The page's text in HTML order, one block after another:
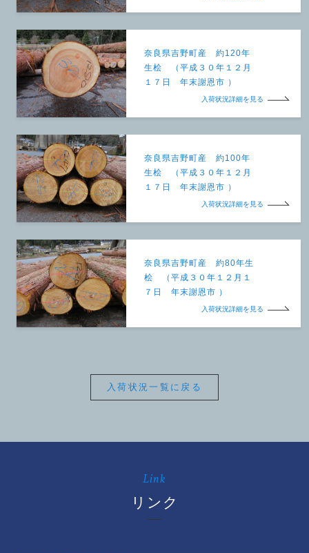
奈良県吉野町産 約120年
生桧 （平成３０年１２月
１７日 年末謝恩市 ）
入荷状況詳細を見る
奈良県吉野町産 約100年
生桧 （平成３０年１２月
１７日 年末謝恩市 ）
入荷状況詳細を見る
奈良県吉野町産 約80年生
桧 （平成３０年１２月１
７日 年末謝恩市 ）
入荷状況詳細を見る
入荷状況一覧に戻る
Link
リンク